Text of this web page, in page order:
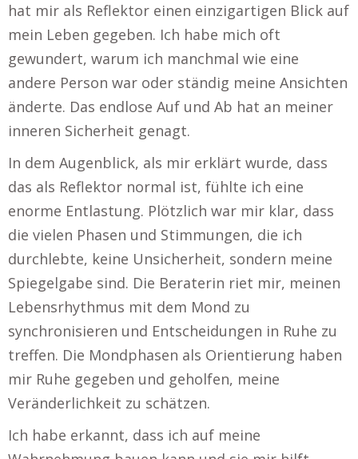
hat mir als Reflektor einen einzigartigen Blick auf
mein Leben gegeben. Ich habe mich oft
gewundert, warum ich manchmal wie eine
andere Person war oder ständig meine Ansichten
änderte. Das endlose Auf und Ab hat an meiner
inneren Sicherheit genagt.
In dem Augenblick, als mir erklärt wurde, dass
das als Reflektor normal ist, fühlte ich eine
enorme Entlastung. Plötzlich war mir klar, dass
die vielen Phasen und Stimmungen, die ich
durchlebte, keine Unsicherheit, sondern meine
Spiegelgabe sind. Die Beraterin riet mir, meinen
Lebensrhythmus mit dem Mond zu
synchronisieren und Entscheidungen in Ruhe zu
treffen. Die Mondphasen als Orientierung haben
mir Ruhe gegeben und geholfen, meine
Veränderlichkeit zu schätzen.
Ich habe erkannt, dass ich auf meine